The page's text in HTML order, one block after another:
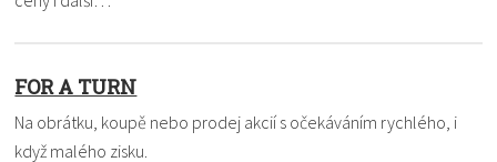
FOR A TURN
Na obrátku, koupě nebo prodej akcií s očekáváním rychlého, i
když malého zisku.